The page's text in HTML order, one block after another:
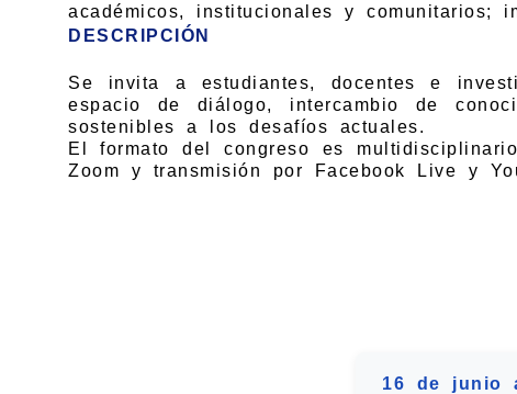
académicos, institucionales y comunitarios;
DESCRIPCIÓN
Se invita a estudiantes, docentes e
espacio de diálogo, intercambio de
sostenibles a los desafíos actuales.
El formato del congreso es
Zoom y transmisión por Facebook Live y
16 de junio